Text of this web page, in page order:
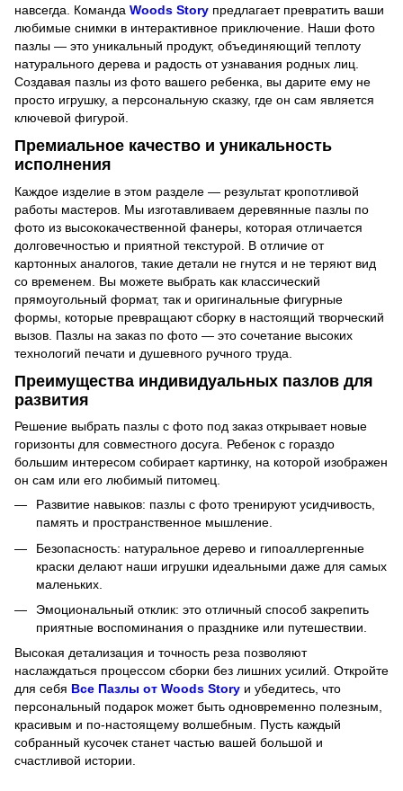
навсегда. Команда Woods Story предлагает превратить ваши
любимые снимки в интерактивное приключение. Наши фото
пазлы — это уникальный продукт, объединяющий теплоту
натурального дерева и радость от узнавания родных лиц.
Создавая пазлы из фото вашего ребенка, вы дарите ему не
просто игрушку, а персональную сказку, где он сам является
ключевой фигурой.
Премиальное качество и уникальность
исполнения
Каждое изделие в этом разделе — результат кропотливой
работы мастеров. Мы изготавливаем деревянные пазлы по
фото из высококачественной фанеры, которая отличается
долговечностью и приятной текстурой. В отличие от
картонных аналогов, такие детали не гнутся и не теряют вид
со временем. Вы можете выбрать как классический
прямоугольный формат, так и оригинальные фигурные
формы, которые превращают сборку в настоящий творческий
вызов. Пазлы на заказ по фото — это сочетание высоких
технологий печати и душевного ручного труда.
Преимущества индивидуальных пазлов для
развития
Решение выбрать пазлы с фото под заказ открывает новые
горизонты для совместного досуга. Ребенок с гораздо
большим интересом собирает картинку, на которой изображен
он сам или его любимый питомец.
Развитие навыков: пазлы с фото тренируют усидчивость,
память и пространственное мышление.
Безопасность: натуральное дерево и гипоаллергенные
краски делают наши игрушки идеальными даже для самых
маленьких.
Эмоциональный отклик: это отличный способ закрепить
приятные воспоминания о празднике или путешествии.
Высокая детализация и точность реза позволяют
наслаждаться процессом сборки без лишних усилий. Откройте
для себя Все Пазлы от Woods Story и убедитесь, что
персональный подарок может быть одновременно полезным,
красивым и по-настоящему волшебным. Пусть каждый
собранный кусочек станет частью вашей большой и
счастливой истории.